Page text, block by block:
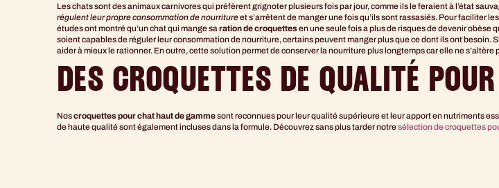
Les chats sont des animaux carnivores qui préfèrent grignoter plusieurs fois par jour, comme ils le feraient à l’état
régulent leur propre consommation de nourritureet s’arrêtent de manger une fois qu’ils sont rassasiés. Pour faciliter
études ont montré qu’un chat qui mange sa ration de croquettesen une seule fois a plus de risques de devenir obèse
soient capables de réguler leur consommation de nourriture, certains peuvent manger plus que ce dont ils ont besoin.
aider à mieux le rationner. En outre, cette solution permet de conserver la nourriture plus longtemps car elle ne s’altère
DES CROQUETTES DE QUALITÉ
Noscroquettes pour chat haut de gammesont reconnues pour leur qualité supérieure et leur apport en nutriments
de haute qualité sont également incluses dans la formule. Découvrez sans plus tarder notresélection de croquettes